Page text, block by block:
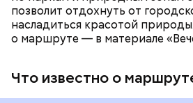
позволит отдохнуть от
насладиться красотой
о маршруте — в материале
Что известно о